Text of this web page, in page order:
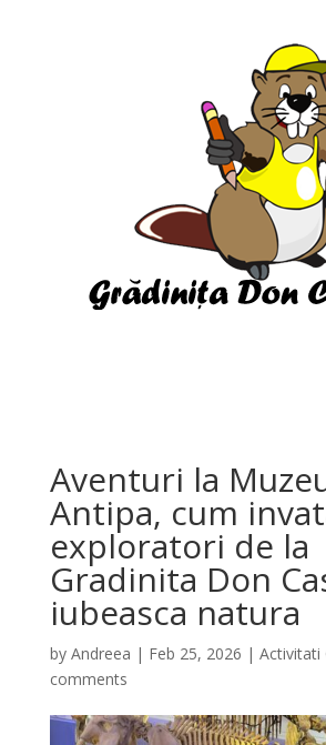
Aventuri la
Antipa, cum
exploratori de la
Gradinita Don
iubeasca natura
by Andreea | Feb 25, 2026 | Activitati
comments